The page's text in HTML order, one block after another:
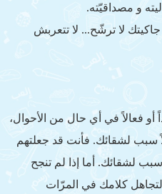
و مصداقيّته.
لا ترشّح... لا تتعربش
أو فعالاً في أي حال من الأحوال،
سبب لشقائك. فأنت قد جعلتهم
لشقائك. أما إذا لم تنجح
كلامك في المرّات